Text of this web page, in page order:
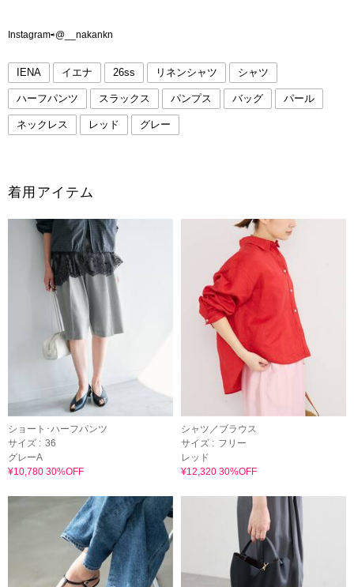
Instagram⇨@__nakankn
IENA イエナ 26ss リネンシャツ シャツ
ハーフパンツ スラックス パンプス バッグ パール
ネックレス レッド グレー
着用アイテム
ショート･ハーフパンツ
サイズ : 36
グレーA
¥10,780 30%OFF
シャツ／ブラウス
サイズ : フリー
レッド
¥12,320 30%OFF